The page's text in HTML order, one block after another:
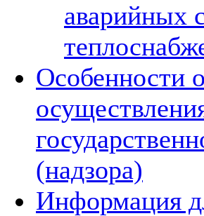
аварийных
Особенности
(надзора)
Информация